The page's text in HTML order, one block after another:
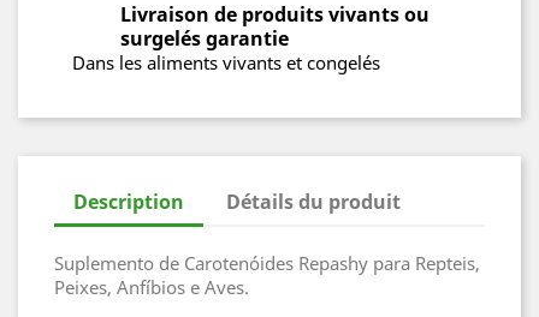
Livraison de produits vivants ou
surgelés garantie
Dans les aliments vivants et congelés
Description Détails du produit
Suplemento de Carotenóides Repashy para Repteis,
Peixes, Anfíbios e Aves.